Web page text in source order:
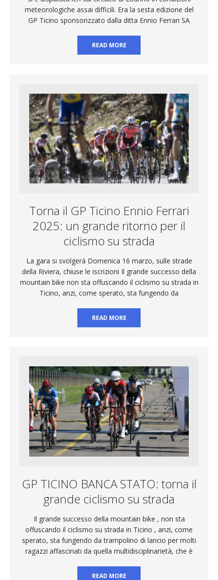
meteorologiche assai difficili. Era la sesta edizione del
GP Ticino sponsorizzato dalla ditta Ennio Ferrari SA
READ MORE
Torna il GP Ticino Ennio Ferrari
2025: un grande ritorno per il
ciclismo su strada
La gara si svolgerà Domenica 16 marzo, sulle strade
della Riviera, chiuse le iscrizioni Il grande successo della
mountain bike non sta offuscando il ciclismo su strada in
Ticino, anzi, come sperato, sta fungendo da
READ MORE
GP TICINO BANCA STATO: torna il
grande ciclismo su strada
Il grande successo della mountain bike , non sta
offuscando il ciclismo su strada in Ticino , anzi, come
sperato, sta fungendo da trampolino di lancio per molti
ragazzi affascinati da quella multidisciplinarietà, che è
READ MORE